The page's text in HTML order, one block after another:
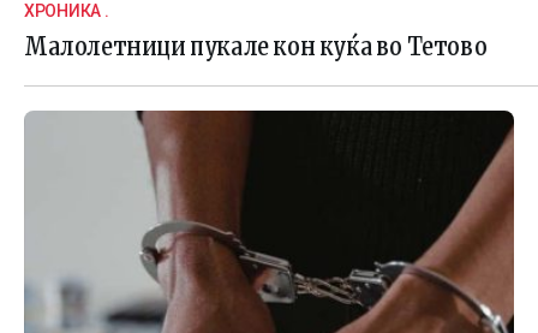
ХРОНИКА .
Малолетници пукале кон куќа во Тетово